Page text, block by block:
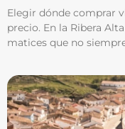
Elegir dónde comprar
precio. En la Ribera
matices que no